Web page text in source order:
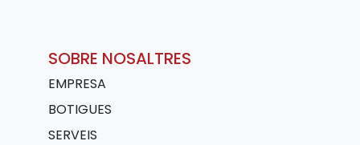
SOBRE NOSALTRES
EMPRESA
BOTIGUES
SERVEIS